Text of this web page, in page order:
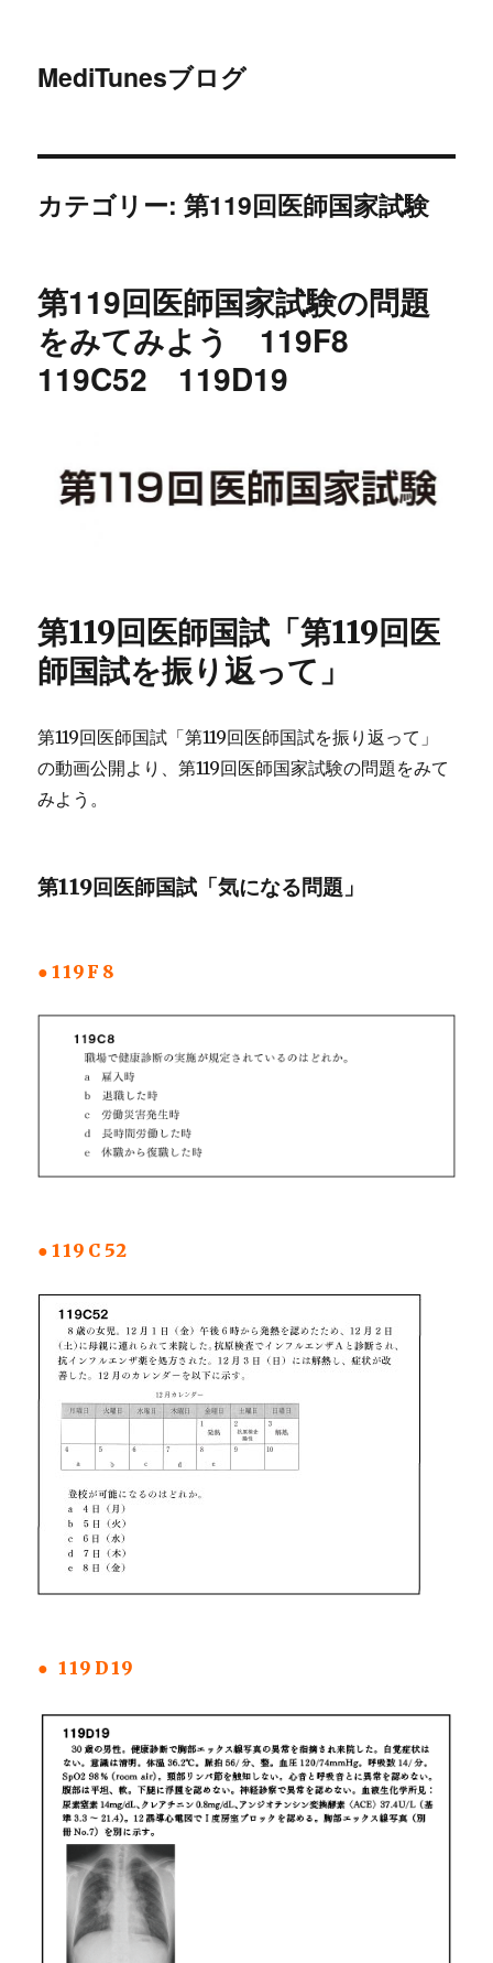
MediTunesブログ
カテゴリー: 第119回医師国家試験
第119回医師国家試験の問題
をみてみよう 119F8
119C52 119D19
第119回医師国試「第119回医
師国試を振り返って」
第119回医師国試「第119回医師国試を振り返って」
の動画公開より、第119回医師国家試験の問題をみて
みよう。
第119回医師国試「気になる問題」
●119F8
●119C52
● 119D19